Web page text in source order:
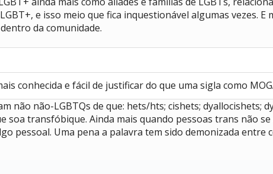
e isso meio que fica inquestionável algumas vezes.
da comunidade.
conhecida e fácil de justificar do que uma sigla como
não não-LGBTQs de que: hets/hts; cishets; dyallocishets;
soa transfóbique. Ainda mais quando pessoas trans não
pessoal. Uma pena a palavra tem sido demonizada